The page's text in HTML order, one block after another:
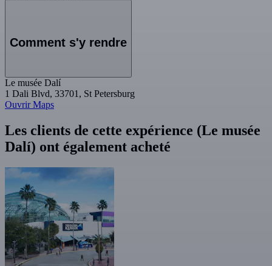
Comment s'y rendre
Le musée Dalí
1 Dali Blvd, 33701, St Petersburg
Ouvrir Maps
Les clients de cette expérience (Le musée
Dalí) ont également acheté